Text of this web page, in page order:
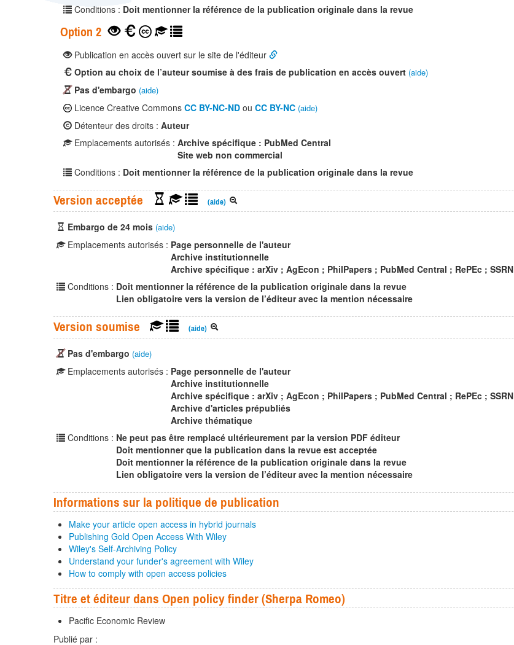
Conditions : Doit mentionner la référence de la publication originale dans la revue
Option 2
Publication en accès ouvert sur le site de l'éditeur
Option au choix de l’auteur soumise à des frais de publication en accès ouvert (aide)
Pas d'embargo (aide)
Licence Creative Commons CC BY-NC-ND ou CC BY-NC (aide)
Détenteur des droits : Auteur
Emplacements autorisés : Archive spécifique : PubMed Central
Site web non commercial
Conditions : Doit mentionner la référence de la publication originale dans la revue
Version acceptée (aide)
Embargo de 24 mois (aide)
Emplacements autorisés : Page personnelle de l'auteur
Archive institutionnelle
Archive spécifique : arXiv ; AgEcon ; PhilPapers ; PubMed Central ; RePEc ; SSRN
Conditions : Doit mentionner la référence de la publication originale dans la revue
Lien obligatoire vers la version de l’éditeur avec la mention nécessaire
Version soumise (aide)
Pas d'embargo (aide)
Emplacements autorisés : Page personnelle de l'auteur
Archive institutionnelle
Archive spécifique : arXiv ; AgEcon ; PhilPapers ; PubMed Central ; RePEc ; SSRN
Archive d'articles prépubliés
Archive thématique
Conditions : Ne peut pas être remplacé ultérieurement par la version PDF éditeur
Doit mentionner que la publication dans la revue est acceptée
Doit mentionner la référence de la publication originale dans la revue
Lien obligatoire vers la version de l’éditeur avec la mention nécessaire
Informations sur la politique de publication
Make your article open access in hybrid journals
Publishing Gold Open Access With Wiley
Wiley's Self-Archiving Policy
Understand your funder's agreement with Wiley
How to comply with open access policies
Titre et éditeur dans Open policy finder (Sherpa Romeo)
Pacific Economic Review
Publié par :